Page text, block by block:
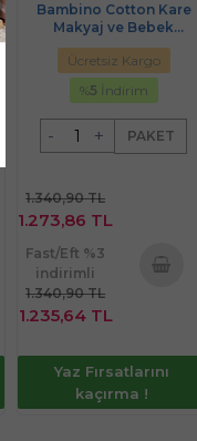
Bambino Cotton Kare
Makyaj ve Bebek
Temizleme Pamuğu 1800
Adet (Kare En-Boy 7CM)
(36PK*50)
Ücretsiz Kargo
%5 İndirim
- + PAKET
1.340,90 TL
1.273,86 TL
Fast/Eft %3
indirimli
1.340,90 TL
1.235,64 TL
Yaz Fırsatlarını
kaçırma !